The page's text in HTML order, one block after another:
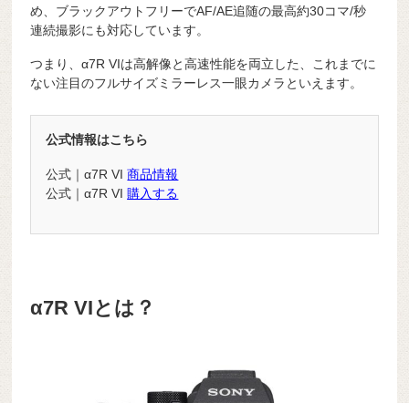
め、ブラックアウトフリーでAF/AE追随の最高約30コマ/秒
連続撮影にも対応しています。
つまり、α7R VIは高解像と高速性能を両立した、これまでに
ない注目のフルサイズミラーレス一眼カメラといえます。
公式情報はこちら
公式｜α7R VI商品情報
公式｜α7R VI購入する
α7R VIとは？